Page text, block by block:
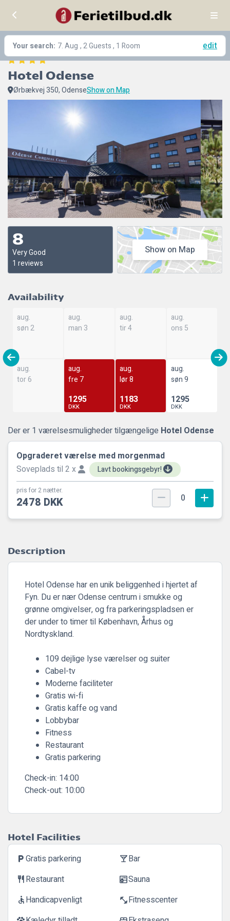
Your search: 7. Aug , 2 Guests , 1 Room edit
Hotel Odense
Ørbækvej 350, OdenseShow on Map
8
Very Good
1 reviews
Show on Map
Availability
aug.
søn 2
aug.
man 3
aug.
tir 4
aug.
ons 5
aug.
tor 6
aug.
fre 7
1295
DKK
aug.
lør 8
1183
DKK
aug.
søn 9
1295
DKK
Der er 1 værelsesmuligheder tilgængelige Hotel Odense
Opgraderet værelse med morgenmad
Soveplads til 2 x
Lavt bookingsgebyr!
pris for 2 nætter.
2478 DKK 0
Description
Hotel Odense har en unik beliggenhed i hjertet af
Fyn. Du er nær Odense centrum i smukke og
grønne omgivelser, og fra parkeringspladsen er
der under to timer til København, Århus og
Nordtyskland.
109 dejlige lyse værelser og suiter
Cabel-tv
Moderne faciliteter
Gratis wi-fi
Gratis kaffe og vand
Lobbybar
Fitness
Restaurant
Gratis parkering
Check-in: 14:00
Check-out: 10:00
Hotel Facilities
local_parkingGratis parkering local_barBar
restaurantRestaurant saunaSauna
accessibleHandicapvenligt fitness_centerFitnesscenter